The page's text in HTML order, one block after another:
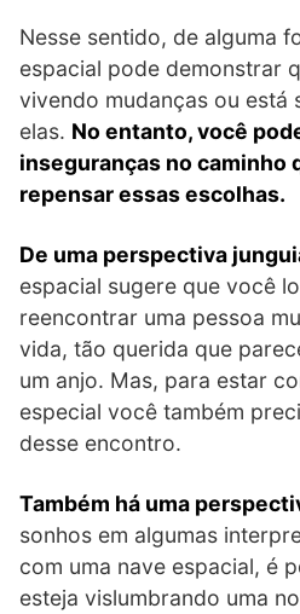
Nesse sentido, de alguma
espacial pode demonstrar
vivendo mudanças ou está
elas. No entanto, você
inseguranças no caminho
repensar essas escolhas.
De uma perspectiva
espacial sugere que você
reencontrar uma pessoa
vida, tão querida que
um anjo. Mas, para estar
especial você também
desse encontro.
Também há uma
sonhos em algumas
com uma nave espacial, é
esteja vislumbrando uma